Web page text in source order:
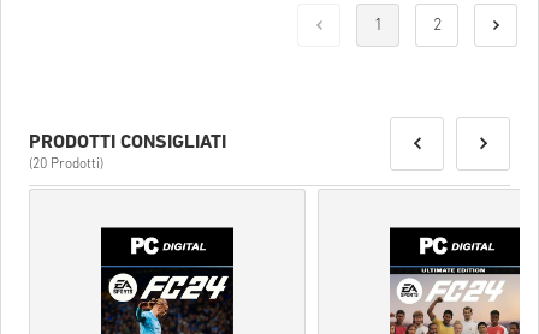
1 2
PRODOTTI CONSIGLIATI
(20 Prodotti)